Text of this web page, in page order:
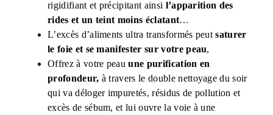
rigidifiant et précipitant ainsi l’apparition des
rides et un teint moins éclatant…
L’excès d’aliments ultra transformés peutsaturer
le foie et se manifester sur votre peau,
Offrez à votre peauune purification en
profondeur, à travers le double nettoyage du soir
qui va déloger impuretés, résidus de pollution et
excès de sébum, et lui ouvre la voie à une